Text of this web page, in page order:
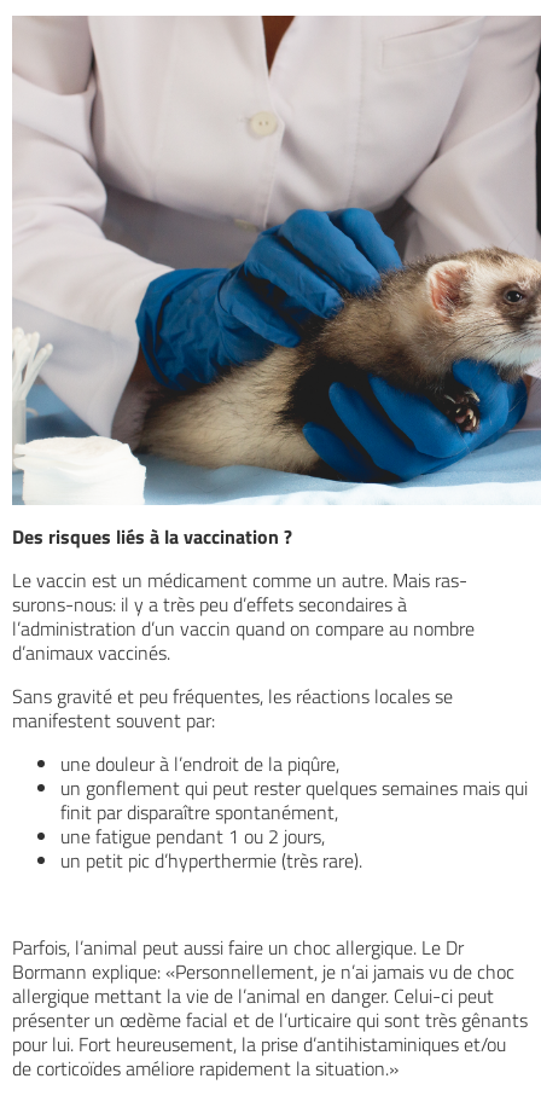
Des risques liés à la vaccination ?
Le vaccin est un médicament comme un autre. Mais ras-
surons-nous: il y a très peu d’effets secondaires à
l’administration d’un vaccin quand on compare au nombre
d’animaux vaccinés.
Sans gravité et peu fréquentes, les réactions locales se
manifestent souvent par:
une douleur à l’endroit de la piqûre,
un gonflement qui peut rester quelques semaines mais qui
finit par disparaître spontanément,
une fatigue pendant 1 ou 2 jours,
un petit pic d’hyperthermie (très rare).
Parfois, l’animal peut aussi faire un choc allergique. Le Dr
Bormann explique: «Personnellement, je n’ai jamais vu de choc
allergique mettant la vie de l’animal en danger. Celui-ci peut
présenter un œdème facial et de l’urticaire qui sont très gênants
pour lui. Fort heureusement, la prise d’antihistaminiques et/ou
de corticoïdes améliore rapidement la situation.»